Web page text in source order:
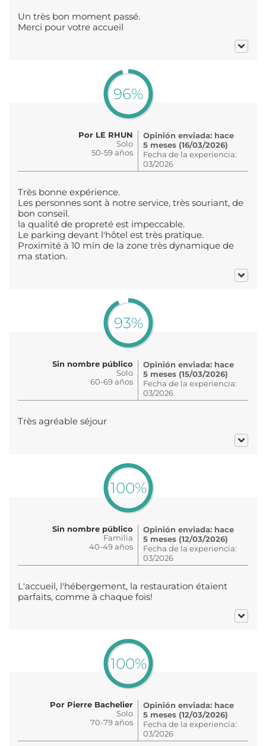
Un très bon moment passé.
Merci pour votre accueil
96%
Por LE RHUN
Solo
50-59 años
Opinión enviada: hace
5 meses (16/03/2026)
Fecha de la experiencia:
03/2026
Très bonne expérience.
Les personnes sont à notre service, très souriant, de
bon conseil.
la qualité de propreté est impeccable.
Le parking devant l'hôtel est très pratique.
Proximité à 10 min de la zone très dynamique de
ma station.
93%
Sin nombre público
Solo
60-69 años
Opinión enviada: hace
5 meses (15/03/2026)
Fecha de la experiencia:
03/2026
Très agréable séjour
100%
Sin nombre público
Familia
40-49 años
Opinión enviada: hace
5 meses (12/03/2026)
Fecha de la experiencia:
03/2026
L'accueil, l'hébergement, la restauration étaient
parfaits, comme à chaque fois!
100%
Por Pierre Bachelier
Solo
70-79 años
Opinión enviada: hace
5 meses (12/03/2026)
Fecha de la experiencia:
03/2026